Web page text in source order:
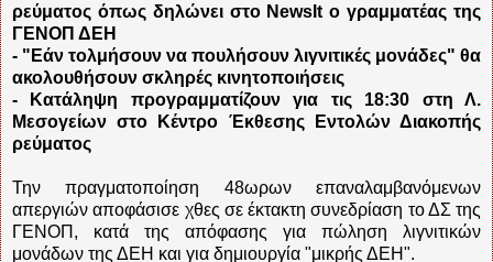
ρεύματος όπως δηλώνει στο ΝewsIt ο γραμματέας της
ΓΕΝΟΠ ΔΕΗ
- "Εάν τολμήσουν να πουλήσουν λιγνιτικές μονάδες" θα
ακολουθήσουν σκληρές κινητοποιήσεις
- Κατάληψη προγραμματίζουν για τις 18:30 στη Λ.
Μεσογείων στο Κέντρο Έκθεσης Εντολών Διακοπής
ρεύματος
Την πραγματοποίηση 48ωρων επαναλαμβανόμενων
απεργιών αποφάσισε χθες σε έκτακτη συνεδρίαση το ΔΣ της
ΓΕΝΟΠ, κατά της απόφασης για πώληση λιγνιτικών
μονάδων της ΔΕΗ και για δημιουργία "μικρής ΔΕΗ".